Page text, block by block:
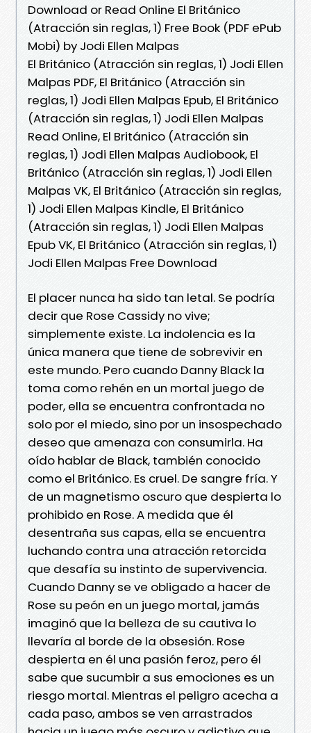
Download or Read Online El Británico
(Atracción sin reglas, 1) Free Book (PDF ePub
Mobi) by Jodi Ellen Malpas
El Británico (Atracción sin reglas, 1) Jodi Ellen
Malpas PDF, El Británico (Atracción sin
reglas, 1) Jodi Ellen Malpas Epub, El Británico
(Atracción sin reglas, 1) Jodi Ellen Malpas
Read Online, El Británico (Atracción sin
reglas, 1) Jodi Ellen Malpas Audiobook, El
Británico (Atracción sin reglas, 1) Jodi Ellen
Malpas VK, El Británico (Atracción sin reglas,
1) Jodi Ellen Malpas Kindle, El Británico
(Atracción sin reglas, 1) Jodi Ellen Malpas
Epub VK, El Británico (Atracción sin reglas, 1)
Jodi Ellen Malpas Free Download
El placer nunca ha sido tan letal. Se podría
decir que Rose Cassidy no vive;
simplemente existe. La indolencia es la
única manera que tiene de sobrevivir en
este mundo. Pero cuando Danny Black la
toma como rehén en un mortal juego de
poder, ella se encuentra confrontada no
solo por el miedo, sino por un insospechado
deseo que amenaza con consumirla. Ha
oído hablar de Black, también conocido
como el Británico. Es cruel. De sangre fría. Y
de un magnetismo oscuro que despierta lo
prohibido en Rose. A medida que él
desentraña sus capas, ella se encuentra
luchando contra una atracción retorcida
que desafía su instinto de supervivencia.
Cuando Danny se ve obligado a hacer de
Rose su peón en un juego mortal, jamás
imaginó que la belleza de su cautiva lo
llevaría al borde de la obsesión. Rose
despierta en él una pasión feroz, pero él
sabe que sucumbir a sus emociones es un
riesgo mortal. Mientras el peligro acecha a
cada paso, ambos se ven arrastrados